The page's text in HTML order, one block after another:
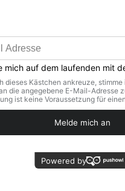
und maximaler Komfort mit
Grip und effektives
du das passende Griffband